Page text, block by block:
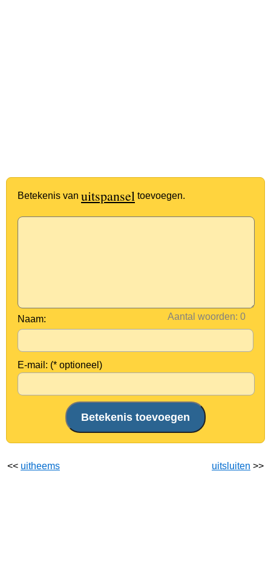
Betekenis van uitspansel toevoegen.
Aantal woorden:
Naam:
E-mail: (* optioneel)
<< uitheems uitsluiten >>